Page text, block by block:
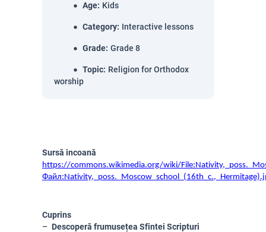
Age: Kids
Category: Interactive lessons
Grade: Grade 8
Topic: Religion for Orthodox
worship
Sursă incoană
https://commons.wikimedia.org/wiki/
Cuprins
Descoperă frumusețea Sfintei Scripturi